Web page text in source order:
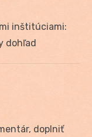
inštitúciami:
dohľad
doplniť